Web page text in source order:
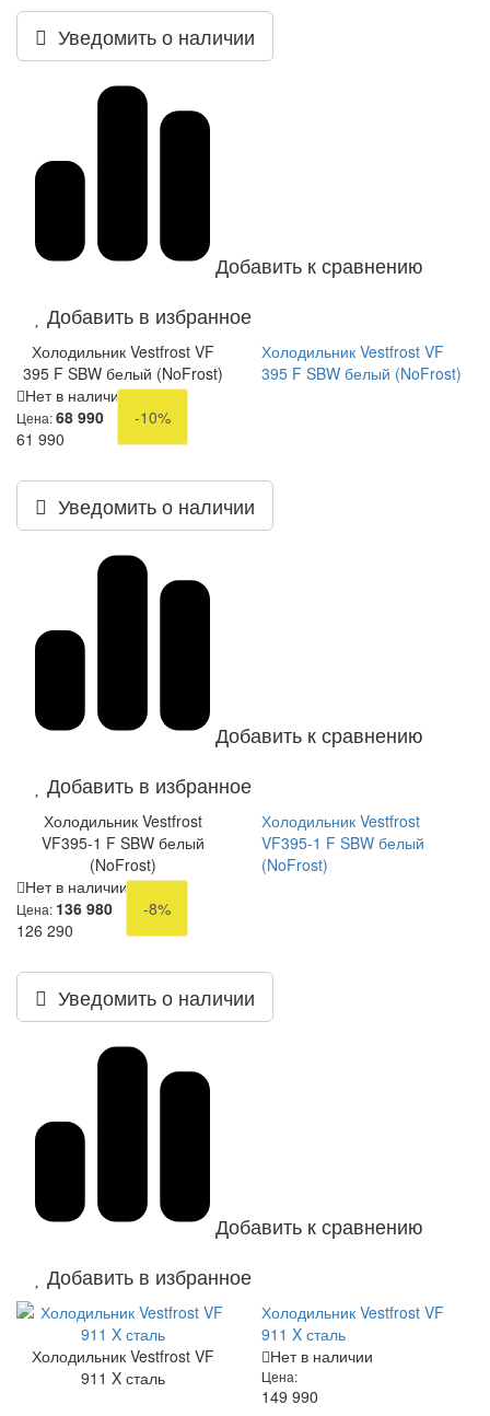
Уведомить о наличии
Добавить к сравнению
Добавить в избранное
Холодильник Vestfrost VF
395 F SBW белый (NoFrost)
Холодильник Vestfrost VF
395 F SBW белый (NoFrost)
Нет в наличии
Цена:68 990
-10%
61 990
Уведомить о наличии
Добавить к сравнению
Добавить в избранное
Холодильник Vestfrost
VF395-1 F SBW белый
(NoFrost)
Холодильник Vestfrost
VF395-1 F SBW белый
(NoFrost)
Нет в наличии
Цена: 136 980
-8%
126 290
Уведомить о наличии
Добавить к сравнению
Добавить в избранное
Холодильник Vestfrost VF
911 X сталь
Холодильник Vestfrost VF
911 X сталь
Нет в наличии
Цена:
149 990